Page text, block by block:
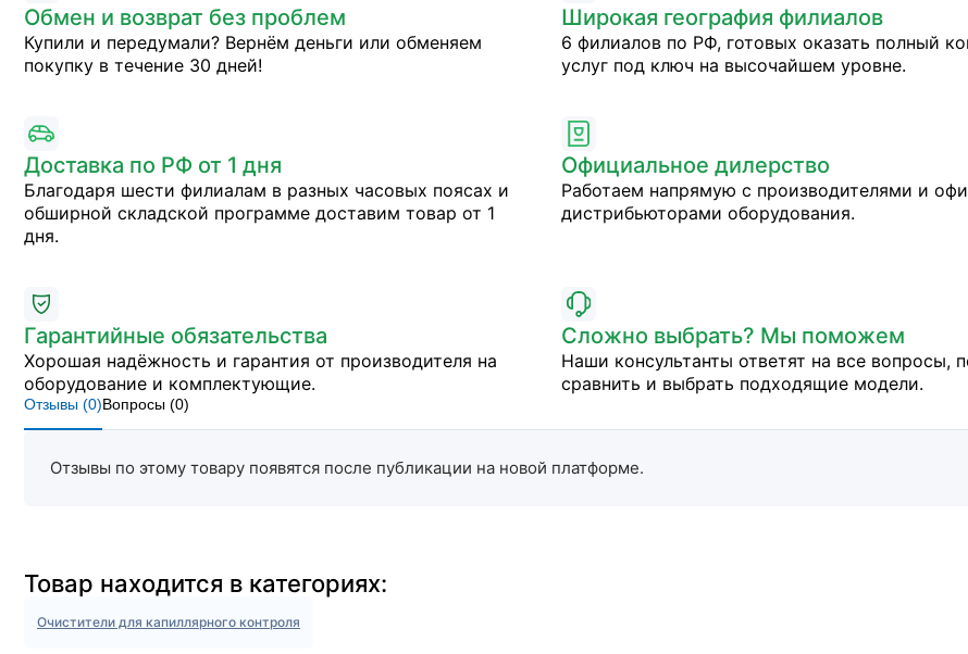
Обмен и возврат без проблем
Купили и передумали? Вернём деньги или обменяем
покупку в течение 30 дней!
Широкая география филиалов
6 филиалов по РФ, готовых оказать полный
услуг под ключ на высочайшем уровне.
Доставка по РФ от 1 дня
Благодаря шести филиалам в разных часовых поясах и
обширной складской программе доставим товар от 1
дня.
Официальное дилерство
Работаем напрямую с производителями и
дистрибьюторами оборудования.
Гарантийные обязательства
Хорошая надёжность и гарантия от производителя на
оборудование и комплектующие.
Сложно выбрать? Мы поможем
Наши консультанты ответят на все вопросы,
сравнить и выбрать подходящие модели.
Отзывы (0)Вопросы (0)
Отзывы по этому товару появятся после публикации на новой платформе.
Товар находится в категориях:
Очистители для капиллярного контроля